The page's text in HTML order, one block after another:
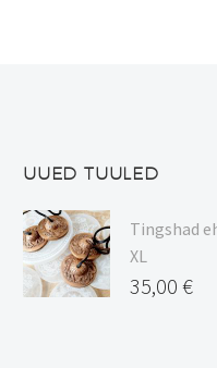
UUED TUULED
Tingshad
XL
35,00 €